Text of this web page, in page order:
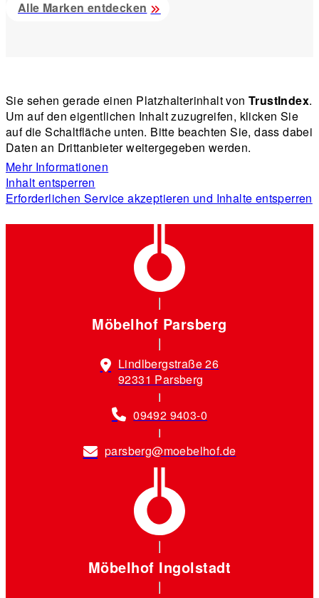
Alle Marken entdecken
Sie sehen gerade einen Platzhalterinhalt von TrustIndex.
Um auf den eigentlichen Inhalt zuzugreifen, klicken Sie
auf die Schaltfläche unten. Bitte beachten Sie, dass dabei
Daten an Drittanbieter weitergegeben werden.
Mehr Informationen
Inhalt entsperren
Erforderlichen Service akzeptieren und Inhalte entsperren
Möbelhof Parsberg
Lindlbergstraße 26
92331 Parsberg
09492 9403-0
parsberg@moebelhof.de
Möbelhof Ingolstadt